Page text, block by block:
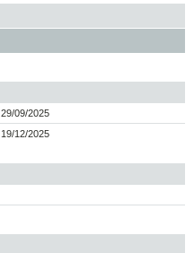
29/09/2025
19/12/2025